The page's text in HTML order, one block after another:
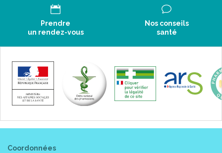
Prendre
un rendez-vous
Nos conseils
santé
Coordonnées